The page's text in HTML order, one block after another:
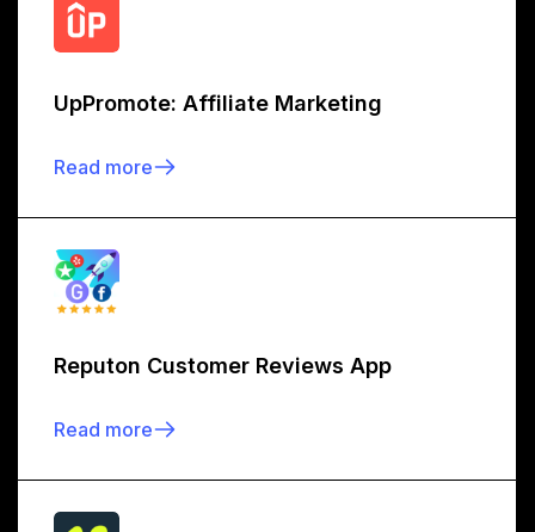
UpPromote: Affiliate Marketing
Read more
Reputon Customer Reviews App
Read more